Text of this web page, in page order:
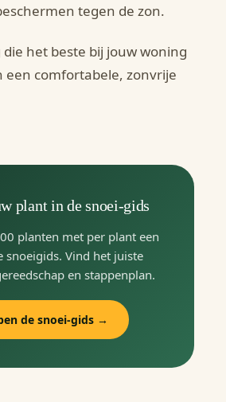
tegen de zon.
het beste bij jouw woning
een comfortabele, zonvrije
plant in de snoei-gids
planten met per plant een
snoeigids. Vind het juiste
en stappenplan.
de snoei-gids →